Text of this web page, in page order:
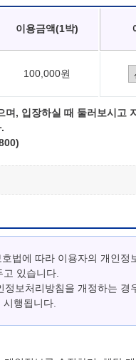
이용금액(1박)
100,000원
, 입장하실 때 둘러보시고
법에 따라 이용자의 개인
있습니다.
보처리방침을 개정하는
행됩니다.